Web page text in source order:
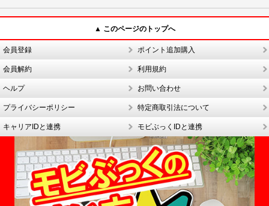
▲ このページのトップへ
会員登録 ポイント追加購入
会員解約 利用規約
ヘルプ お問い合わせ
プライバシーポリシー 特定商取引法について
キャリアIDと連携 モビぶっくIDと連携